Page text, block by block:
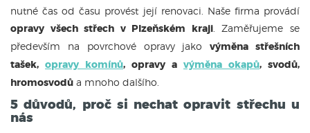
nutné čas od času provést její renovaci. Naše firma provádí
opravy všech střech v Plzeňském kraji. Zaměřujeme se
především na povrchové opravy jakovýměna střešních
tašek, opravy komínů, opravy a výměna okapů, svodů,
hromosvodů a mnoho dalšího.
5 důvodů, proč si nechat opravit střechu u
nás